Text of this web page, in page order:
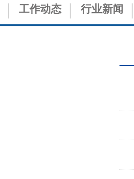
工作动态 行业新闻